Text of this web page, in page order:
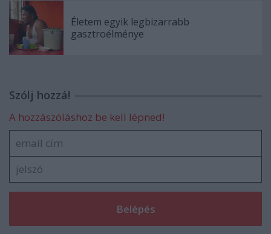
Életem egyik legbizarrabb
gasztroélménye
Szólj hozzá!
A hozzászóláshoz be kell lépned!